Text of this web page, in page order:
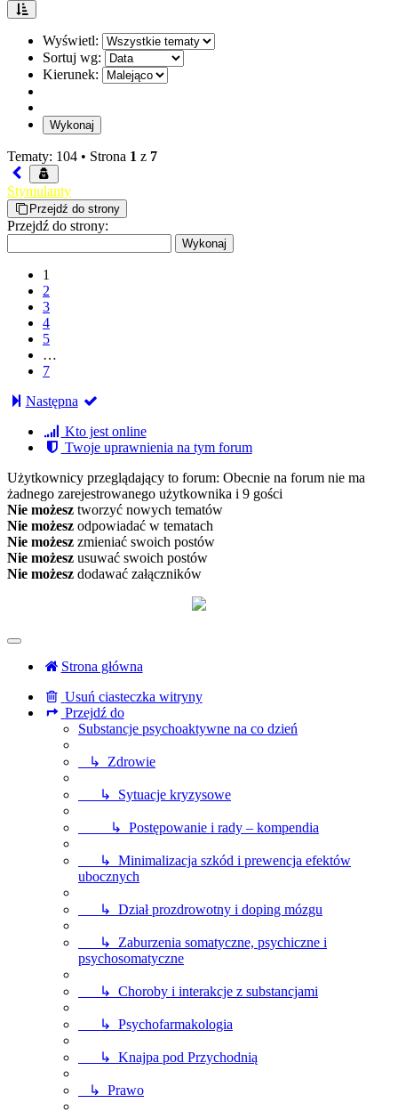
Wyświetl:
Sortuj wg:
Kierunek:
Tematy: 104 • Strona 1 z 7
Stymulanty
Przejdź do strony
Przejdź do strony:
1
2
3
4
5
…
7
Następna
Kto jest online
Twoje uprawnienia na tym forum
Użytkownicy przeglądający to forum: Obecnie na forum nie ma
żadnego zarejestrowanego użytkownika i 9 gości
Nie możesz tworzyć nowych tematów
Nie możesz odpowiadać w tematach
Nie możesz zmieniać swoich postów
Nie możesz usuwać swoich postów
Nie możesz dodawać załączników
Strona główna
Usuń ciasteczka witryny
Przejdź do
Substancje psychoaktywne na co dzień
↳ Zdrowie
↳ Sytuacje kryzysowe
↳ Postępowanie i rady – kompendia
↳ Minimalizacja szkód i prewencja efektów
ubocznych
↳ Dział prozdrowotny i doping mózgu
↳ Zaburzenia somatyczne, psychiczne i
psychosomatyczne
↳ Choroby i interakcje z substancjami
↳ Psychofarmakologia
↳ Knajpa pod Przychodnią
↳ Prawo